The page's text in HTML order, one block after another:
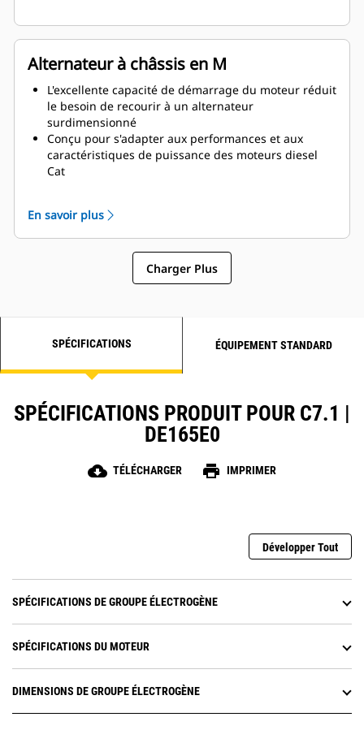
Alternateur à châssis en M
L'excellente capacité de démarrage du moteur réduit
le besoin de recourir à un alternateur
surdimensionné
Conçu pour s'adapter aux performances et aux
caractéristiques de puissance des moteurs diesel
Cat
En savoir plus
Charger Plus
SPÉCIFICATIONS ÉQUIPEMENT STANDARD
SPÉCIFICATIONS PRODUIT POUR C7.1 |
DE165E0
cloud_download TÉLÉCHARGER print IMPRIMER
Développer Tout
SPÉCIFICATIONS DE GROUPE ÉLECTROGÈNE
SPÉCIFICATIONS DU MOTEUR
DIMENSIONS DE GROUPE ÉLECTROGÈNE